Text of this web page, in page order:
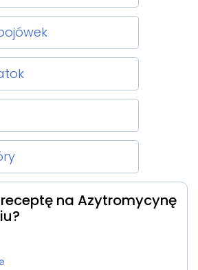
na Azytromycynę